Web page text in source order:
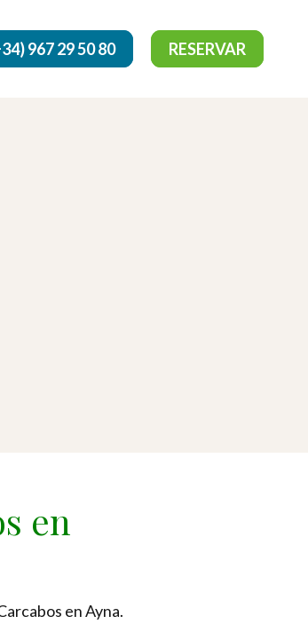
967 29 50 80 RESERVAR
en
en Ayna.